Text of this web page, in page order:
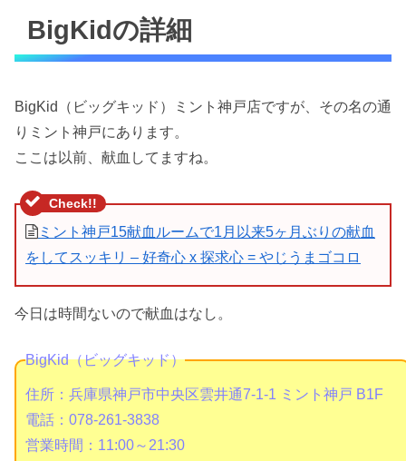
BigKidの詳細
BigKid（ビッグキッド）ミント神戸店ですが、その名の通
りミント神戸にあります。
ここは以前、献血してますね。
ミント神戸15献血ルームで1月以来5ヶ月ぶりの献血
をしてスッキリ – 好奇心 x 探求心 = やじうまゴコロ
今日は時間ないので献血はなし。
BigKid（ビッグキッド）
住所：兵庫県神戸市中央区雲井通7-1-1 ミント神戸 B1F
電話：078-261-3838
営業時間：11:00～21:30